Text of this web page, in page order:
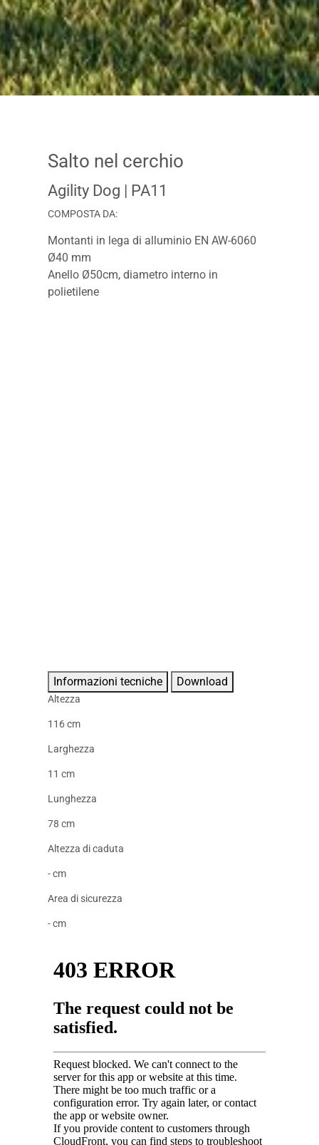
Salto nel cerchio
Agility Dog | PA11
COMPOSTA DA:
Montanti in lega di alluminio EN AW-6060
Ø40 mm
Anello Ø50cm, diametro interno in
polietilene
Informazioni tecniche Download
Altezza
116 cm
Larghezza
11 cm
Lunghezza
78 cm
Altezza di caduta
- cm
Area di sicurezza
- cm